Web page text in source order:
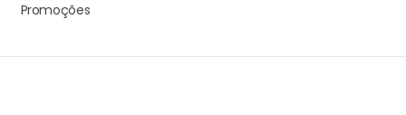
Promoções